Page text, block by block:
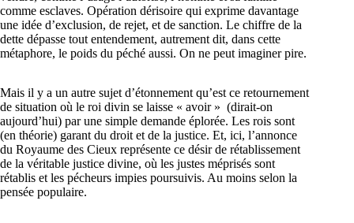
comme esclaves. Opération dérisoire qui exprime davantage
une idée d’exclusion, de rejet, et de sanction. Le chiffre de la
dette dépasse tout entendement, autrement dit, dans cette
métaphore, le poids du péché aussi. On ne peut imaginer pire.
Mais il y a un autre sujet d’étonnement qu’est ce retournement
de situation où le roi divin se laisse « avoir » (dirait-on
aujourd’hui) par une simple demande éplorée. Les rois sont
(en théorie) garant du droit et de la justice. Et, ici, l’annonce
du Royaume des Cieux représente ce désir de rétablissement
de la véritable justice divine, où les justes méprisés sont
rétablis et les pécheurs impies poursuivis. Au moins selon la
pensée populaire.